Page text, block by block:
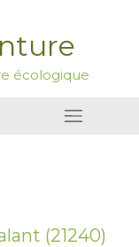
écologique
(21240)